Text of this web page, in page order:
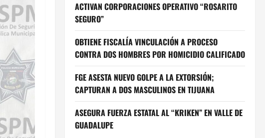
ACTIVAN CORPORACIONES OPERATIVO “ROSARITO
SEGURO”
OBTIENE FISCALÍA VINCULACIÓN A PROCESO
CONTRA DOS HOMBRES POR HOMICIDIO CALIFICADO
FGE ASESTA NUEVO GOLPE A LA EXTORSIÓN;
CAPTURAN A DOS MASCULINOS EN TIJUANA
ASEGURA FUERZA ESTATAL AL “KRIKEN” EN VALLE DE
GUADALUPE